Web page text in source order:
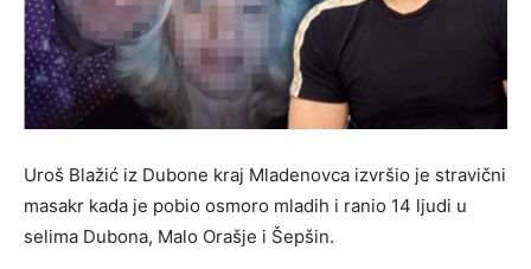
Uroš Blažić iz Dubone kraj Mladenovca izvršio je stravični
masakr kada je pobio osmoro mladih i ranio 14 ljudi u
selima Dubona, Malo Orašje i Šepšin.